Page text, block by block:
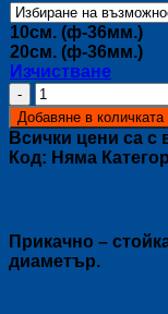
10см. (ф-36мм.)
20см. (ф-36мм.)
Изчистване
количество
за
Стойка
за
живарник
Добавяне в количката
Всички цени са
Код: Няма
Прикачно –
диаметър.